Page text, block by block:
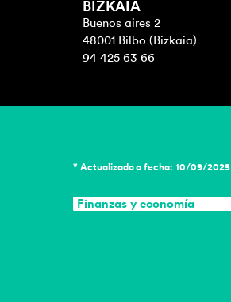
BIZKAIA
Buenos aires 2
48001 Bilbo (Bizkaia)
94 425 63 66
* Actualizado a fecha: 10/09/2025
Finanzas y economía